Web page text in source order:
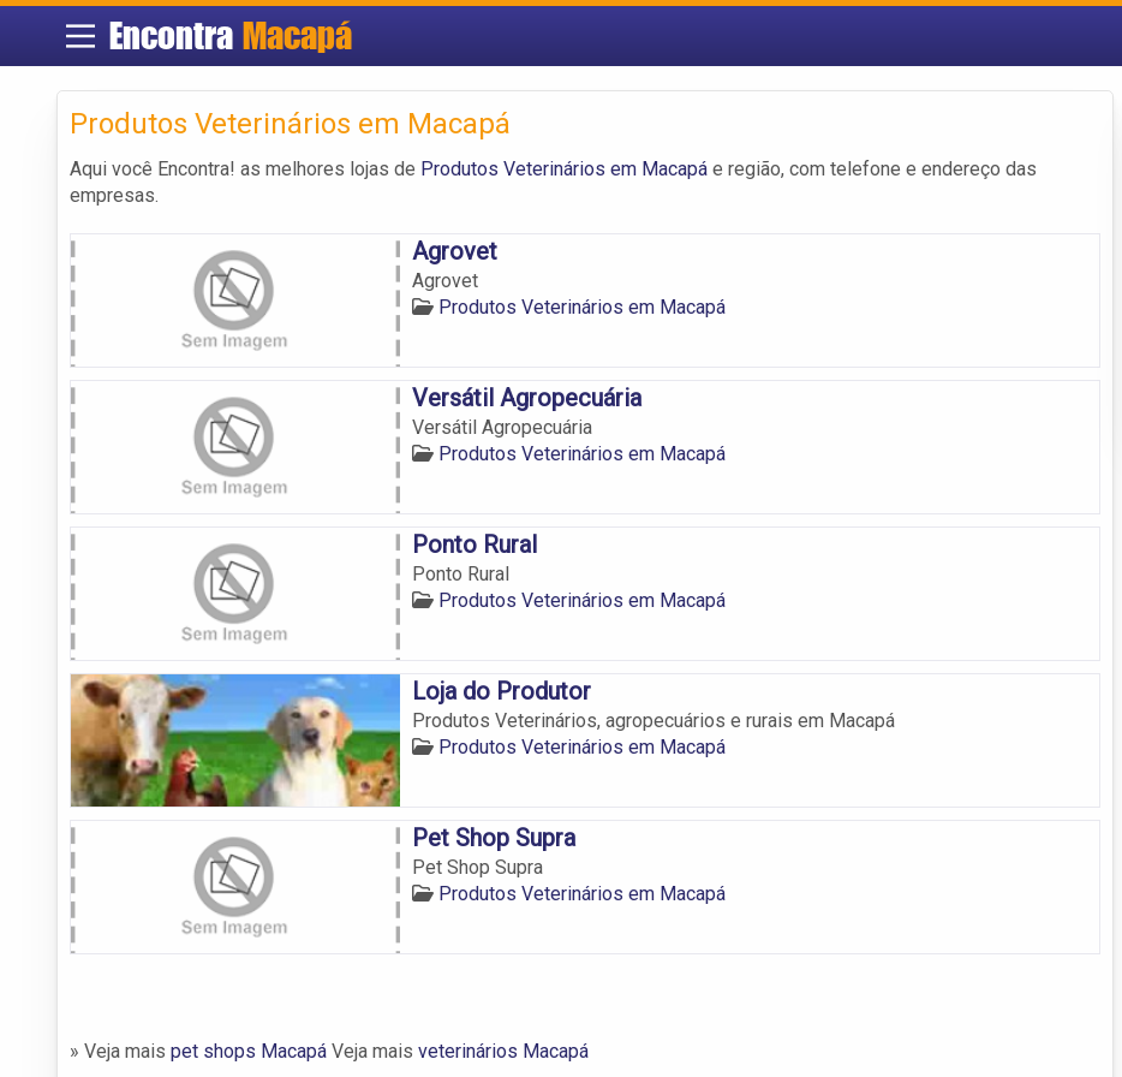
Encontra Macapá
Produtos Veterinários em Macapá
Aqui você Encontra! as melhores lojas de Produtos Veterinários em Macapá e região, com telefone e endereço das
empresas.
Agrovet
Agrovet
Produtos Veterinários em Macapá
Versátil Agropecuária
Versátil Agropecuária
Produtos Veterinários em Macapá
Ponto Rural
Ponto Rural
Produtos Veterinários em Macapá
Loja do Produtor
Produtos Veterinários, agropecuários e rurais em Macapá
Produtos Veterinários em Macapá
Pet Shop Supra
Pet Shop Supra
Produtos Veterinários em Macapá
» Veja mais pet shops Macapá Veja mais veterinários Macapá